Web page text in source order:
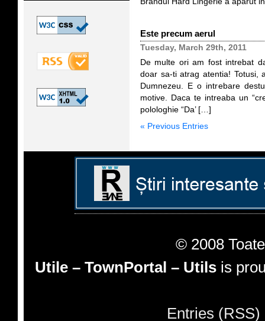
Este precum aerul
Tuesday, March 29th, 2011
De multe ori am fost intrebat
doar sa-ti atrag atentia! Totusi,
Dumnezeu. E o intrebare
motive. Daca te intreaba un
polologhie “Da’ […]
« Previous Entries
© 2008
Utile – TownPortal – Utilsis
Entries (RSS)